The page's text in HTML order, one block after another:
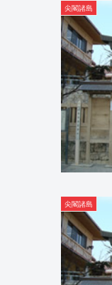
尖閣諸島
尖閣諸島